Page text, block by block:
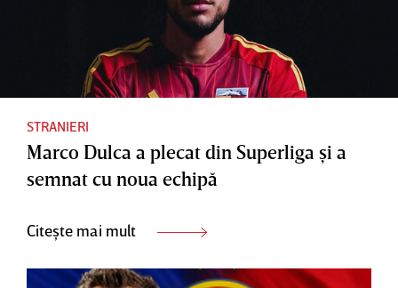
STRANIERI
Marco Dulca a plecat din Superliga şi a
semnat cu noua echipă
Citește mai mult